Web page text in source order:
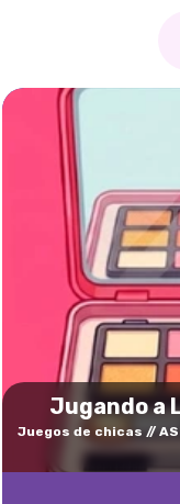
Jugando a
Juegos de chicas